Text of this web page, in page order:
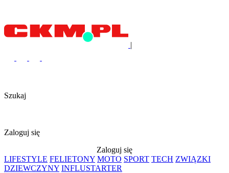
|
Szukaj
Zaloguj się
Zaloguj się
LIFESTYLE FELIETONY MOTO SPORT TECH ZWIĄZKI
DZIEWCZYNY INFLUSTARTER